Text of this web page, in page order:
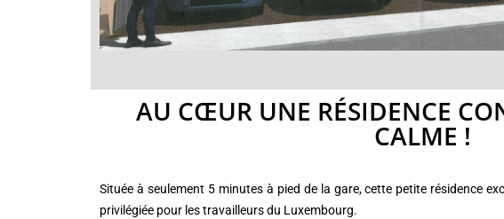
AU CŒUR UNE RÉSIDENCE
CALME !
Située à seulement 5 minutes à pied de la gare, cette petite résidence
privilégiée pour les travailleurs du Luxembourg.